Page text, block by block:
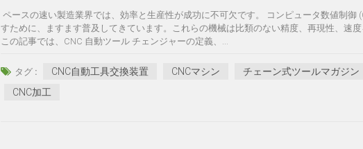
ペースの速い製造業界では、効率と生産性が成功に不可欠です。 コンピュータ数値制御
すために、ますます普及してきています。これらの機械は比類のない精度、再現性、速
この記事では、CNC 自動ツール チェンジャーの定義、...
タグ : CNC自動工具交換装置 CNCマシン チェーン式ツールマガジン
CNC加工